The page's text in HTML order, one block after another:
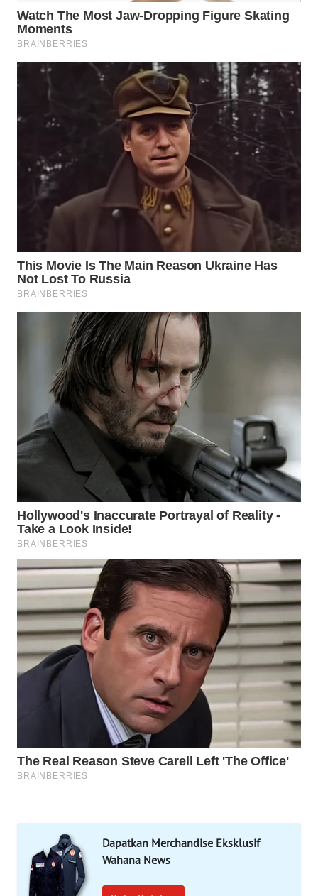
Dapatkan Merchandise Eksklusif
Wahana News
UMKM
SELEB
PERSONA
WAHANA
OTOMOTIF
WAHANA
WAHANA
DESA
WISATA
WAHANA
KONSUMEN
LISTRIK
MASYARAKAT
KELISTRIKAN
WALINKI
ID
MAWAKA
ID
MARTABAT
NET
KOPEKLIN